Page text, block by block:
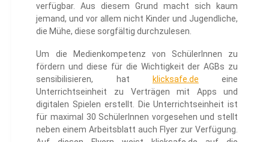
verfügbar. Aus diesem Grund macht sich kaum
jemand, und vor allem nicht Kinder und Jugendliche,
die Mühe, diese sorgfältig durchzulesen.
Um die Medienkompetenz von SchülerInnen zu
fördern und diese für die Wichtigkeit der AGBs zu
sensibilisieren, hat
klicksafe.de eine
Unterrichtseinheit zu Verträgen mit Apps und
digitalen Spielen erstellt. Die Unterrichtseinheit ist
für maximal 30 SchülerInnen vorgesehen und stellt
neben einem Arbeitsblatt auch Flyer zur Verfügung.